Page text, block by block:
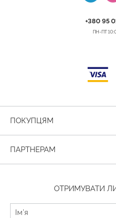
+380 95
ПН-ПТ
ПОКУПЦЯМ
ПАРТНЕРАМ
ОТРИМУВАТИ